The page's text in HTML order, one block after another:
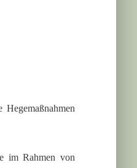
im Rahmen von